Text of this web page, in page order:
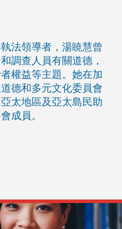
法領導者，湯䁱慧曾
調查人員有關道德，
權益等主題。她在加
德和多元文化委員會
太地區及亞太島民助
成員。